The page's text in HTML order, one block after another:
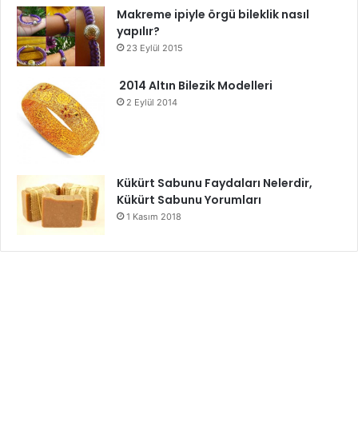
Makreme ipiyle örgü bileklik nasıl
yapılır?
23 Eylül 2015
2014 Altın Bilezik Modelleri
2 Eylül 2014
Kükürt Sabunu Faydaları Nelerdir,
Kükürt Sabunu Yorumları
1 Kasım 2018